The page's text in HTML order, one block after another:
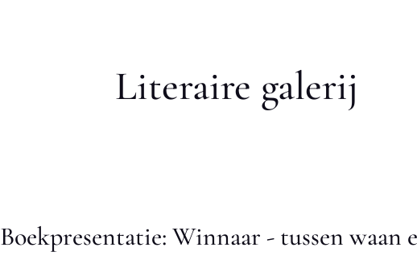
Literaire galerij
Boekpresentatie: Winnaar - tussen waan